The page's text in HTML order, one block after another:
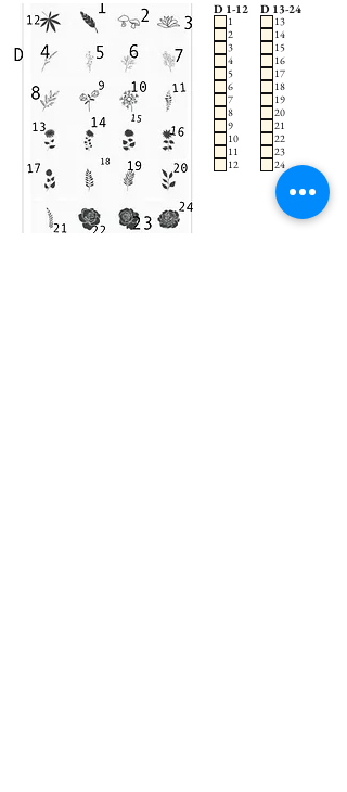
D 1-12
1
2
3
4
5
6
7
8
9
10
11
12
D 13-24
13
14
15
16
17
18
19
20
21
22
23
24